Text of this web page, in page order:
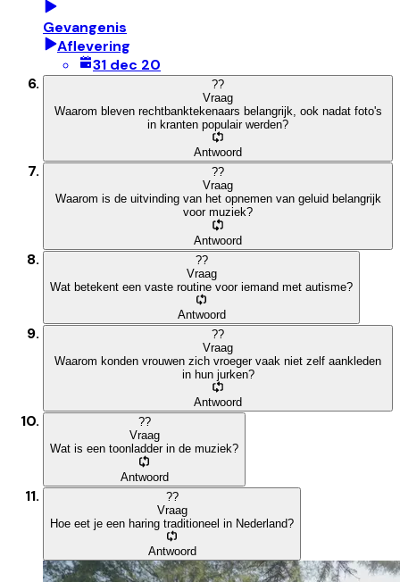
Gevangenis
Aflevering
31 dec 20
??
Vraag
Waarom bleven rechtbanktekenaars belangrijk, ook nadat foto's
in kranten populair werden?
Antwoord
??
Vraag
Waarom is de uitvinding van het opnemen van geluid belangrijk
voor muziek?
Antwoord
??
Vraag
Wat betekent een vaste routine voor iemand met autisme?
Antwoord
??
Vraag
Waarom konden vrouwen zich vroeger vaak niet zelf aankleden
in hun jurken?
Antwoord
??
Vraag
Wat is een toonladder in de muziek?
Antwoord
??
Vraag
Hoe eet je een haring traditioneel in Nederland?
Antwoord